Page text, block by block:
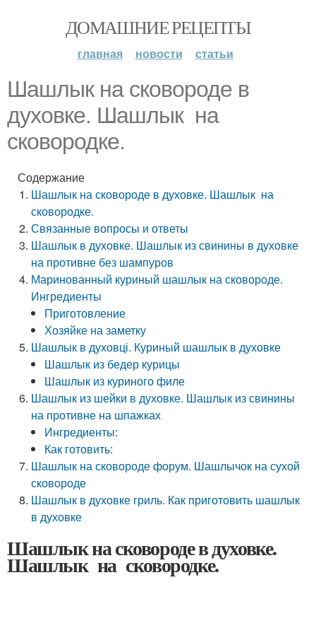
ДОМАШНИЕ РЕЦЕПТЫ
главная новости статьи
Шашлык на сковороде в
духовке. Шашлык на
сковородке.
Содержание
Шашлык на сковороде в духовке. Шашлык на
сковородке.
Связанные вопросы и ответы
Шашлык в духовке. Шашлык из свинины в духовке
на противне без шампуров
Маринованный куриный шашлык на сковороде.
Ингредиенты
Приготовление
Хозяйке на заметку
Шашлык в духовці. Куриный шашлык в духовке
Шашлык из бедер курицы
Шашлык из куриного филе
Шашлык из шейки в духовке. Шашлык из свинины
на противне на шпажках
Ингредиенты:
Как готовить:
Шашлык на сковороде форум. Шашлычок на сухой
сковороде
Шашлык в духовке гриль. Как приготовить шашлык
в духовке
Шашлык на сковороде в духовке.
Шашлык на сковородке.